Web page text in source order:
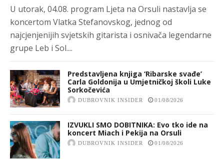
U utorak, 04.08. program Ljeta na Orsuli nastavlja se
koncertom Vlatka Stefanovskog, jednog od
najcjenjenijih svjetskih gitarista i osnivača legendarne
grupe Leb i Sol....
Predstavljena knjiga ‘Ribarske svađe’
Carla Goldonija u Umjetničkoj školi Luke
Sorkočevića
DUBROVNIK INSIDER 01/08/2026
IZVUKLI SMO DOBITNIKA: Evo tko ide na
koncert Miach i Pekija na Orsuli
DUBROVNIK INSIDER 01/08/2026